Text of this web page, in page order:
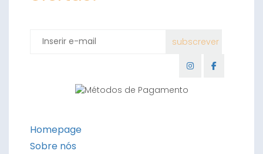
Homepage
Sobre nós